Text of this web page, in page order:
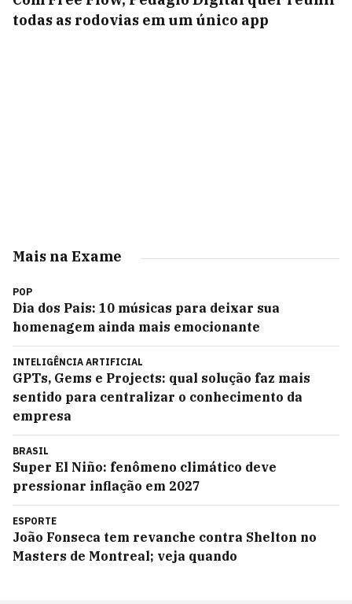
todas as rodovias em um único app
Mais na Exame
POP
Dia dos Pais: 10 músicas para deixar sua
homenagem ainda mais emocionante
INTELIGÊNCIA ARTIFICIAL
GPTs, Gems e Projects: qual solução faz mais
sentido para centralizar o conhecimento da
empresa
BRASIL
Super El Niño: fenômeno climático deve
pressionar inflação em 2027
ESPORTE
João Fonseca tem revanche contra Shelton no
Masters de Montreal; veja quando